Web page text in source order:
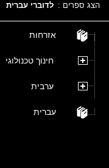
הצג ספרים : לדוברי עברית
אזרחות
חינוך טכנולוגי
ערבית
עברית